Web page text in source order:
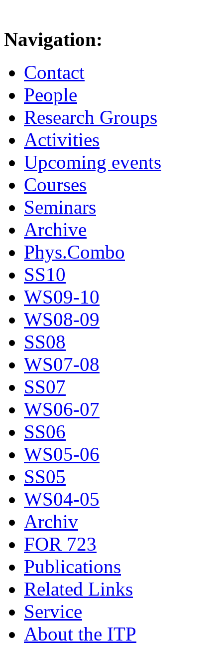
Navigation:
Contact
People
Research Groups
Activities
Upcoming events
Courses
Seminars
Archive
Phys.Combo
SS10
WS09-10
WS08-09
SS08
WS07-08
SS07
WS06-07
SS06
WS05-06
SS05
WS04-05
Archiv
FOR 723
Publications
Related Links
Service
About the ITP